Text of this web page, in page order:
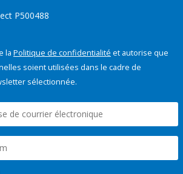
P500488
la Politique de confidentialité et autorise que
soient utilisées dans le cadre de
sélectionnée.